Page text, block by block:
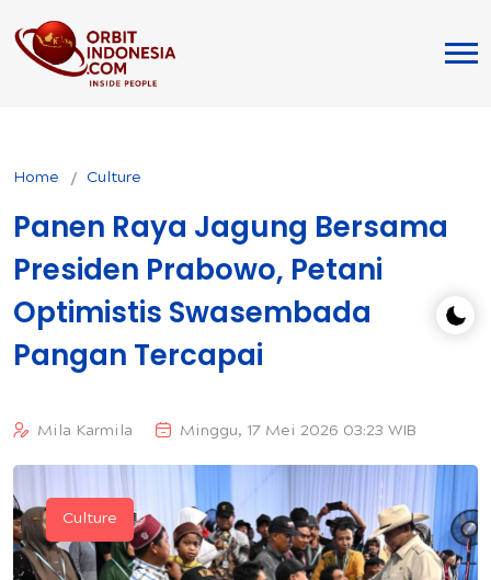
Home Culture
Panen Raya Jagung Bersama
Presiden Prabowo, Petani
Optimistis Swasembada
Pangan Tercapai
Mila Karmila Minggu, 17 Mei 2026 03:23 WIB
Culture